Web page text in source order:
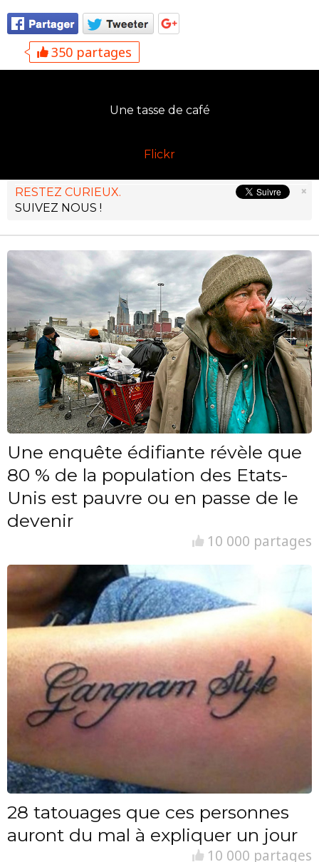
350 partages
Une tasse de café
Flickr
×
RESTEZ CURIEUX.
SUIVEZ NOUS !
Une enquête édifiante révèle que
80 % de la population des Etats-
Unis est pauvre ou en passe de le
devenir
10 000 partages
28 tatouages que ces personnes
auront du mal à expliquer un jour
10 000 partages